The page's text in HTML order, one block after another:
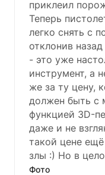
приклеил
Теперь
легко снять с
отклонив
- это уже
инструмент, а
же за ту цену,
должен быть с
функцией 3D-
даже и не
такой цене
злы :) Но в
Фото